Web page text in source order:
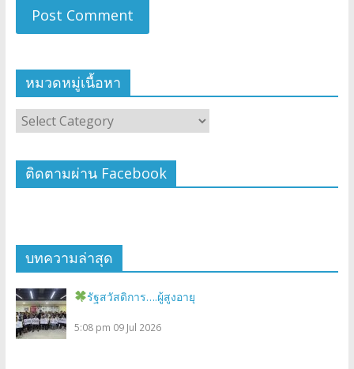
หมวดหมู่เนื้อหา
ติดตามผ่าน Facebook
บทความล่าสุด
รัฐสวัสดิการ….ผู้สูงอายุ
5:08 pm 09 Jul 2026